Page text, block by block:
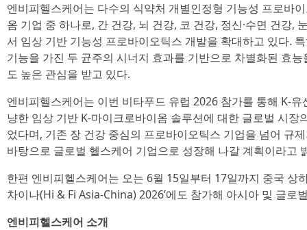
엔비피헬스케어는 다수의 식약처 개별인정형 기능성 프로바
옴 기업 중 하나로, 간 건강, 뇌 건강, 코 건강, 정신·수면 건강,
서 임상 기반 기능성 프로바이오틱스 개발을 확대하고 있다.
기능을 가진 두 균주의 시너지 효과를 기반으로 차별화된 효
도 높은 관심을 받고 있다.
엔비피헬스케어는 이번 비타푸드 유럽 2026 참가를 통해 K-
냥한 임상 기반 K-마이크로바이옴 솔루션에 대한 글로벌 시장
었다며, 기존 장 건강 중심의 프로바이오틱스 기업을 넘어 규
바탕으로 글로벌 헬스케어 기업으로 성장해 나갈 계획이라고
한편 엔비피헬스케어는 오는 6월 15일부터 17일까지 중국 상
차이나(Hi & Fi Asia-China) 2026’에도 참가해 아시아 및 글로
엔비피헬스케어 소개